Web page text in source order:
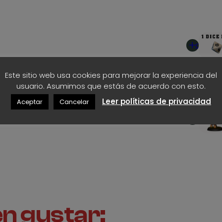
1
3
5
€
Añadir
al
carrito
Añadir
carrito
gustar:
Este sitio web usa cookies para mejorar la experiencia del
usuario. Asumimos que estás de acuerdo con esto.
Aceptar Cancelar Leer políticas de privacidad